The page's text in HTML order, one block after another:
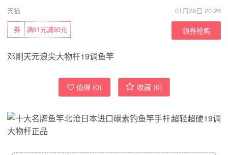
天猫
01月29日 20:26
满61元减60元
券 领券抢购
邓刚天元浪尖大物杆19调鱼竿
值得 (0) 收藏 (0)